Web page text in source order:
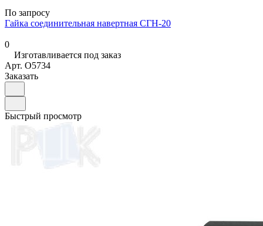
По запросу
Гайка соединительная навертная СГН-20
0
Изготавливается под заказ
Арт. O5734
Заказать
Быстрый просмотр